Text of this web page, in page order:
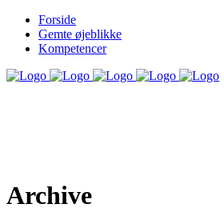
Forside
Gemte øjeblikke
Kompetencer
Archive